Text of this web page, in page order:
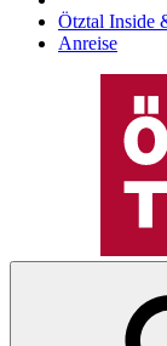
Ötztal Inside
Anreise